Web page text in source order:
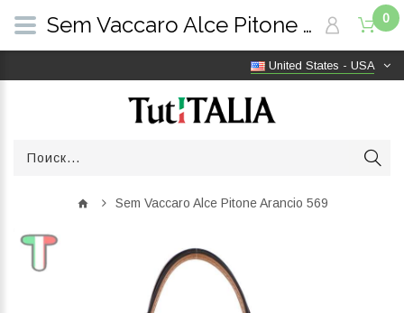
United States - USA
0
Sem Vaccaro Alce Pitone Arancio 569
Sem Vaccaro Alce Pitone Arancio 569 | TutITALIA